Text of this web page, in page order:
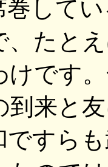
巻して
、たと
けです
到来と
ですら